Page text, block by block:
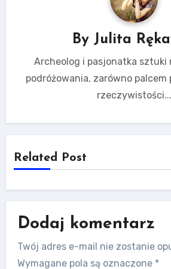
By Julita
Archeolog i pasjonatka sztuki
podróżowania, zarówno palcem
rzeczywistości...
Related Post
Dodaj komentarz
Twój adres e-mail nie zostanie
Wymagane pola są oznaczone *